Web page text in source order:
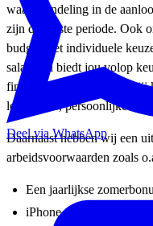
waarbij indeling in de
zijn de eerste periode. Ook
budget, het individuele
salaris en biedt jou volop
financiële ruimte. Zo kun jij
levensfase, persoonlijke
Daarnaast hebben wij een
arbeidsvoorwaarden zoals
Een jaarlijkse
iPhone en laptop in
Deel via WhatsApp